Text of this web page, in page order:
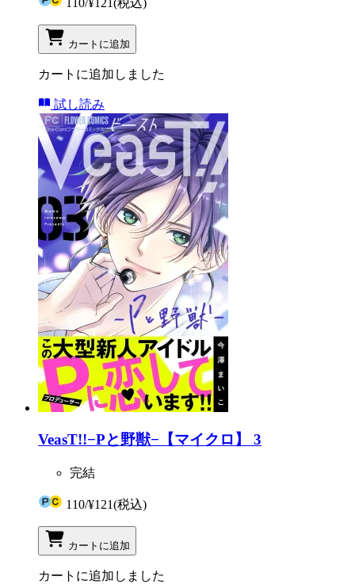
カートに追加
カートに追加しました
試し読み
VeasT!!−Pと野獣−【マイクロ】 3
完結
110/¥121(税込)
カートに追加
カートに追加しました